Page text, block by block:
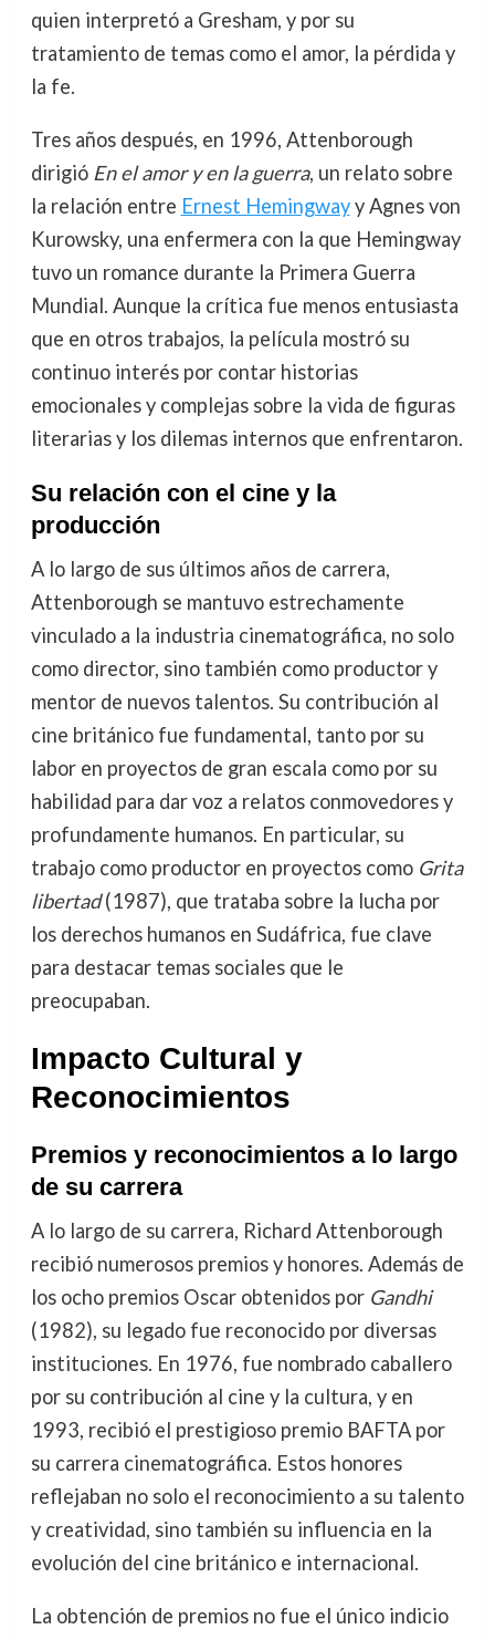
quien interpretó a Gresham, y por su
tratamiento de temas como el amor, la pérdida y
la fe.
Tres años después, en 1996, Attenborough
dirigió En el amor y en la guerra, un relato sobre
la relación entre Ernest Hemingwayy Agnes von
Kurowsky, una enfermera con la que Hemingway
tuvo un romance durante la Primera Guerra
Mundial. Aunque la crítica fue menos entusiasta
que en otros trabajos, la película mostró su
continuo interés por contar historias
emocionales y complejas sobre la vida de figuras
literarias y los dilemas internos que enfrentaron.
Su relación con el cine y la
producción
A lo largo de sus últimos años de carrera,
Attenborough se mantuvo estrechamente
vinculado a la industria cinematográfica, no solo
como director, sino también como productor y
mentor de nuevos talentos. Su contribución al
cine británico fue fundamental, tanto por su
labor en proyectos de gran escala como por su
habilidad para dar voz a relatos conmovedores y
profundamente humanos. En particular, su
trabajo como productor en proyectos como Grita
libertad(1987), que trataba sobre la lucha por
los derechos humanos en Sudáfrica, fue clave
para destacar temas sociales que le
preocupaban.
Impacto Cultural y
Reconocimientos
Premios y reconocimientos a lo largo
de su carrera
A lo largo de su carrera, Richard Attenborough
recibió numerosos premios y honores. Además de
los ocho premios Oscar obtenidos por Gandhi
(1982), su legado fue reconocido por diversas
instituciones. En 1976, fue nombrado caballero
por su contribución al cine y la cultura, y en
1993, recibió el prestigioso premio BAFTA por
su carrera cinematográfica. Estos honores
reflejaban no solo el reconocimiento a su talento
y creatividad, sino también su influencia en la
evolución del cine británico e internacional.
La obtención de premios no fue el único indicio